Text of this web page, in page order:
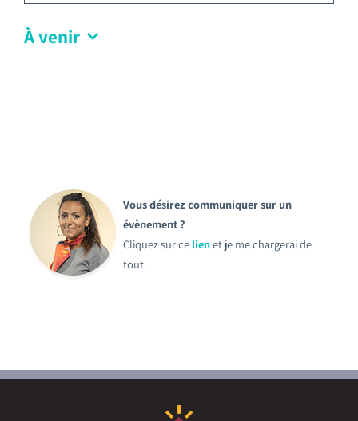
À venir
Vous désirez communiquer sur un
évènement ?
Cliquez sur ce lienet je me chargerai de
tout.